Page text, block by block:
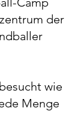
der
wie
Menge